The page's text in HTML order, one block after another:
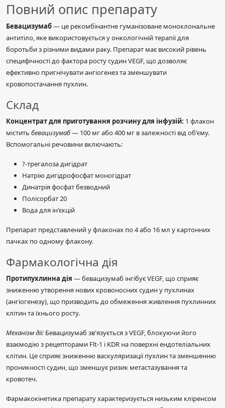
Повний опис препарату
Бевацизумаб— це рекомбінантне гуманізоване моноклональне
антитіло, яке використовується у онкологічній терапії для
боротьби з різними видами раку. Препарат має високий рівень
специфічності до фактора росту судин VEGF, що дозволяє
ефективно пригнічувати ангіогенез та зменшувати
кровопостачання пухлин.
Склад
Концентрат для приготування розчину для інфузій: 1 флакон
містить бевацизумаб— 100 мг або 400 мг в залежності від об'єму.
Вспомогальні речовини включають:
?-трегалоза дигідрат
Натрію дигідрофосфат моногідрат
Динатрія фосфат безводний
Полісорбат 20
Вода для ін'єкцій
Препарат представлений у флаконах по 4 або 16 мл у картонних
пачках по одному флакону.
Фармакологічна дія
Протипухлинна дія — бевацизумаб інгібує VEGF, що сприяє
зниженню утворення нових кровоносних судин у пухлинах
(ангіогенезу), що призводить до обмеження живлення пухлинних
клітин та їхнього росту.
Механізм дії: Бевацизумаб зв'язується з VEGF, блокуючи його
взаємодію з рецепторами Flt-1 і KDR на поверхні ендотеліальних
клітин. Це сприяє зниженню васкуляризації пухлин та зменшенню
проникності судин, що зменшує ризик метастазування та
кровотеч.
Фармакокінетика препарату характеризується низьким кліренсом